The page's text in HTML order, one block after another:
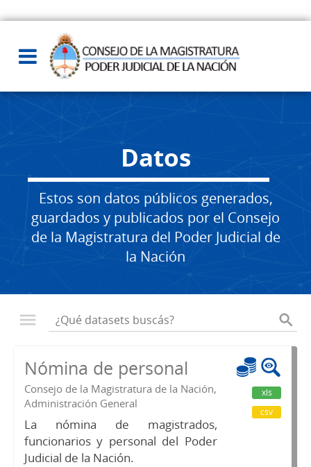
Datos
Estos son datos públicos generados,
guardados y publicados por el Consejo
de la Magistratura del Poder Judicial de
la Nación
Nómina de personal
Consejo de la Magistratura de la Nación,
Administración General
La nómina de magistrados,
funcionarios y personal del Poder
Judicial de la Nación.
xls
csv